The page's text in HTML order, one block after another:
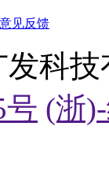
意见反馈
发科
号 (浙